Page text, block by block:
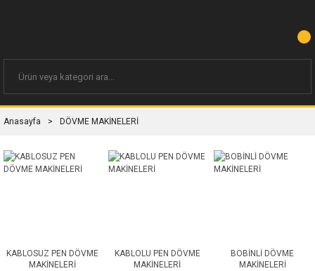
Anasayfa DÖVME MAKİNELERİ
KABLOSUZ PEN DÖVME
MAKİNELERİ
KABLOLU PEN DÖVME
MAKİNELERİ
BOBİNLİ DÖVME
MAKİNELERİ